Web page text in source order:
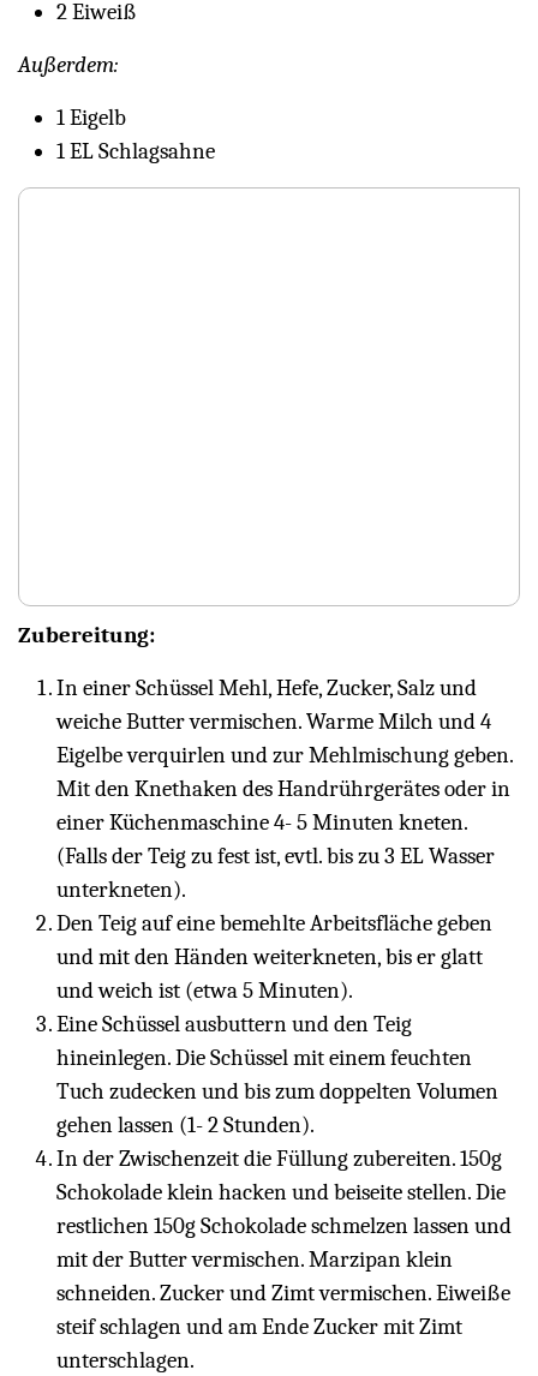
2 Eiweiß
Außerdem:
1 Eigelb
1 EL Schlagsahne
Zubereitung:
In einer Schüssel Mehl, Hefe, Zucker, Salz und
weiche Butter vermischen. Warme Milch und 4
Eigelbe verquirlen und zur Mehlmischung geben.
Mit den Knethaken des Handrührgerätes oder in
einer Küchenmaschine 4- 5 Minuten kneten.
(Falls der Teig zu fest ist, evtl. bis zu 3 EL Wasser
unterkneten).
Den Teig auf eine bemehlte Arbeitsfläche geben
und mit den Händen weiterkneten, bis er glatt
und weich ist (etwa 5 Minuten).
Eine Schüssel ausbuttern und den Teig
hineinlegen. Die Schüssel mit einem feuchten
Tuch zudecken und bis zum doppelten Volumen
gehen lassen (1- 2 Stunden).
In der Zwischenzeit die Füllung zubereiten. 150g
Schokolade klein hacken und beiseite stellen. Die
restlichen 150g Schokolade schmelzen lassen und
mit der Butter vermischen. Marzipan klein
schneiden. Zucker und Zimt vermischen. Eiweiße
steif schlagen und am Ende Zucker mit Zimt
unterschlagen.